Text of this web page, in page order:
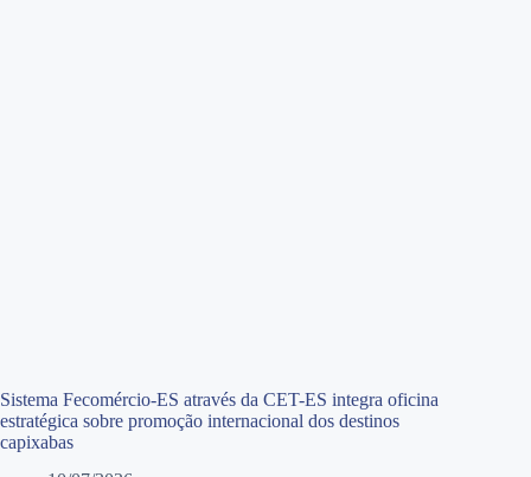
Sistema Fecomércio-ES através da CET-ES integra oficina
estratégica sobre promoção internacional dos destinos
capixabas